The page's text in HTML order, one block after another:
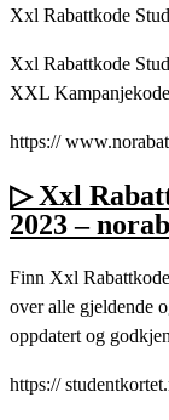
Xxl Rabattkode
Xxl Rabattkode
XXL
https://
▷ Xxl
2023 –
Finn Xxl
over alle gjeldende
oppdatert og
https://